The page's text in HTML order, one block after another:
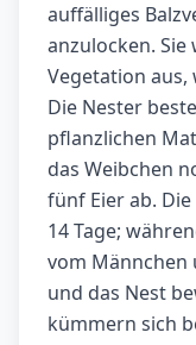
auffälliges
anzulocken.
Vegetation aus,
Die Nester
pflanzlichen
das Weibchen
fünf Eier ab.
14 Tage;
vom
und das Nest
kümmern sich